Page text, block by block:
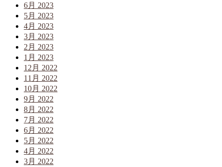
6月 2023
5月 2023
4月 2023
3月 2023
2月 2023
1月 2023
12月 2022
11月 2022
10月 2022
9月 2022
8月 2022
7月 2022
6月 2022
5月 2022
4月 2022
3月 2022